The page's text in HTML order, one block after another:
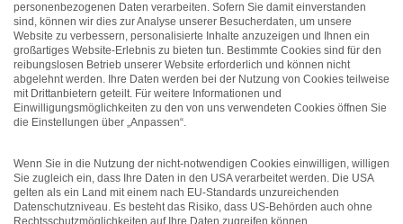
New Work
Studie: Workations können die
Arbeitgeberattraktivität
erhöhen
Führung
Unterschätztes Potenzial:
Führungskräfte mit
Einschränkungen
personenbezogenen Daten verarbeiten. Sofern Sie damit einverstanden
sind, können wir dies zur Analyse unserer Besucherdaten, um unsere
Website zu verbessern, personalisierte Inhalte anzuzeigen und Ihnen ein
großartiges Website-Erlebnis zu bieten tun. Bestimmte Cookies sind für den
reibungslosen Betrieb unserer Website erforderlich und können nicht
abgelehnt werden. Ihre Daten werden bei der Nutzung von Cookies teilweise
mit Drittanbietern geteilt. Für weitere Informationen und
Einwilligungsmöglichkeiten zu den von uns verwendeten Cookies öffnen Sie
die Einstellungen über „Anpassen“.
Wenn Sie in die Nutzung der nicht-notwendigen Cookies einwilligen, willigen
Sie zugleich ein, dass Ihre Daten in den USA verarbeitet werden. Die USA
gelten als ein Land mit einem nach EU-Standards unzureichenden
Datenschutzniveau. Es besteht das Risiko, dass US-Behörden auch ohne
Rechtsschutzmöglichkeiten auf Ihre Daten zugreifen können.